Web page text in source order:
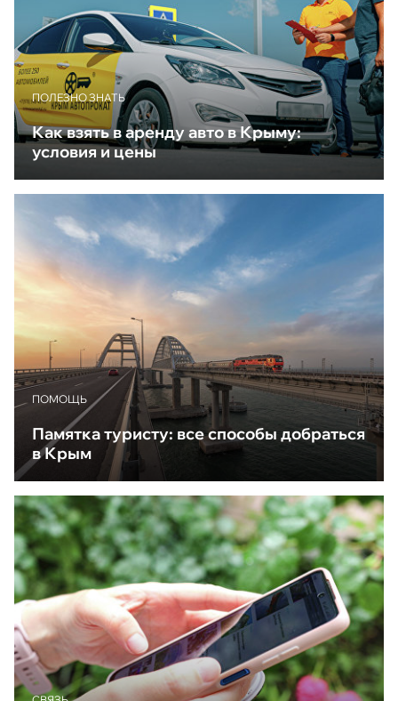
ПОЛЕЗНО ЗНАТЬ
Как взять в аренду авто в Крыму:
условия и цены
ПОМОЩЬ
Памятка туристу: все способы добраться
в Крым